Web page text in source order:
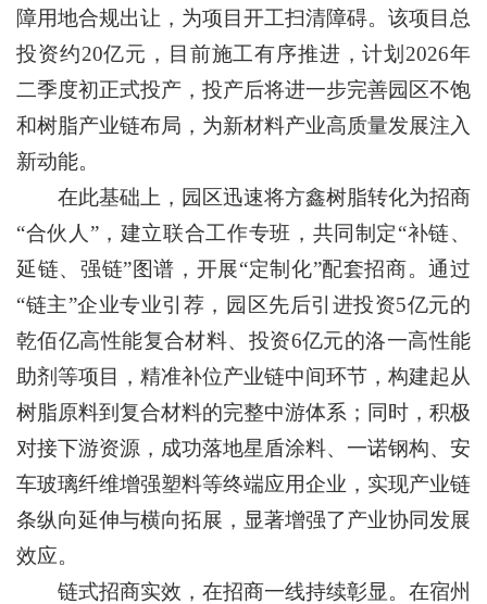
障用地合规出让，为项目开工扫清障碍。该项目总
投资约20亿元，目前施工有序推进，计划2026年
二季度初正式投产，投产后将进一步完善园区不饱
和树脂产业链布局，为新材料产业高质量发展注入
新动能。
在此基础上，园区迅速将方鑫树脂转化为招商
“合伙人”，建立联合工作专班，共同制定“补链、
延链、强链”图谱，开展“定制化”配套招商。通过
“链主”企业专业引荐，园区先后引进投资5亿元的
乾佰亿高性能复合材料、投资6亿元的洛一高性能
助剂等项目，精准补位产业链中间环节，构建起从
树脂原料到复合材料的完整中游体系；同时，积极
对接下游资源，成功落地星盾涂料、一诺钢构、安
车玻璃纤维增强塑料等终端应用企业，实现产业链
条纵向延伸与横向拓展，显著增强了产业协同发展
效应。
链式招商实效，在招商一线持续彰显。在宿州